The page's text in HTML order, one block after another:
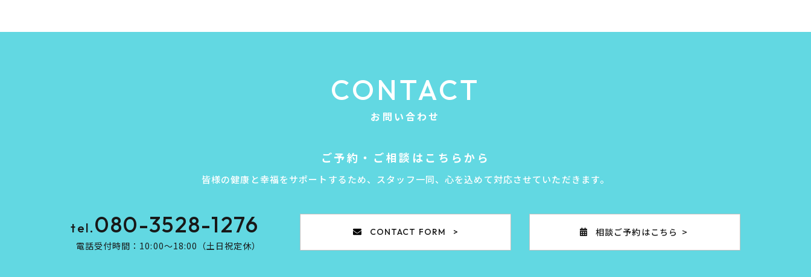
CONTACT
お問い合わせ
ご予約・ご相談はこちらから
皆様の健康と幸福をサポートするため、スタッフ一同、心を込めて対応させていただきます。
tel. 080-3528-1276
電話受付時間：10:00～18:00（土日祝定休）​​​​​​​
CONTACT FORM 相談ご予約はこちら